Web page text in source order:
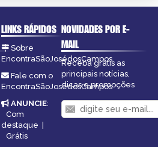
LINKS RÁPIDOS
Sobre
EncontraSãoJosédosCampos
Fale com o
EncontraSãoJosédosCampos
ANUNCIE:
Com
destaque |
Grátis
NOVIDADES POR E-
MAIL
Receba grátis as
principais notícias,
dicas e promoções